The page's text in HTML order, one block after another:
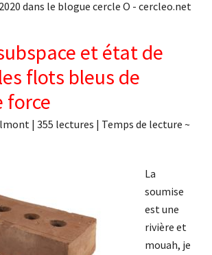
dans le blogue cercle O - cercleo.net
et état de
flots bleus de
force
| 355 lectures | Temps de lecture ~
La
soumise
est une
rivière et
mouah, je